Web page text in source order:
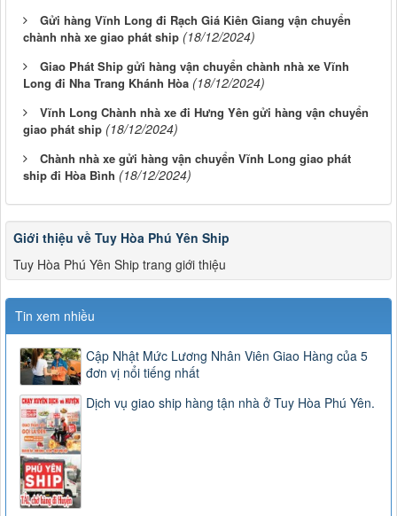
Gửi hàng Vĩnh Long đi Rạch Giá Kiên Giang vận chuyển
chành nhà xe giao phát ship (18/12/2024)
Giao Phát Ship gửi hàng vận chuyển chành nhà xe Vĩnh
Long đi Nha Trang Khánh Hòa (18/12/2024)
Vĩnh Long Chành nhà xe đi Hưng Yên gửi hàng vận chuyển
giao phát ship (18/12/2024)
Chành nhà xe gửi hàng vận chuyển Vĩnh Long giao phát
ship đi Hòa Bình (18/12/2024)
Giới thiệu về Tuy Hòa Phú Yên Ship
Tuy Hòa Phú Yên Ship trang giới thiệu
Tin xem nhiều
Cập Nhật Mức Lương Nhân Viên Giao Hàng của 5
đơn vị nổi tiếng nhất
Dịch vụ giao ship hàng tận nhà ở Tuy Hòa Phú Yên.